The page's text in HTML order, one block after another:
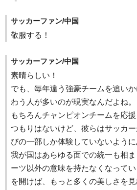
サッカーファン/中国
敬服する！
サッカーファン/中国
素晴らしい！
でも、毎年違う強豪チームを追い
わう人が多いのが現実なんだよね。
もちろんチャンピオンチームを応
つもりはないけど、彼らはサッカ
びの一部しか体験していないように
我が国はあらゆる面での統一も相
ーツ以外の意味を持たなくなって
を開けば、もっと多くの美しさを